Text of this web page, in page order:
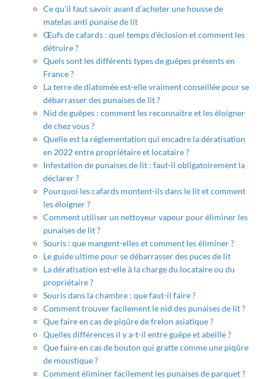
Ce qu’il faut savoir avant d’acheter une housse de
matelas anti punaise de lit
Œufs de cafards : quel temps d’éclosion et comment les
détruire ?
Quels sont les différents types de guêpes présents en
France ?
La terre de diatomée est-elle vraiment conseillée pour se
débarrasser des punaises de lit ?
Nid de guêpes : comment les reconnaitre et les éloigner
de chez vous ?
Quelle est la réglementation qui encadre la dératisation
en 2022 entre propriétaire et locataire ?
Infestation de punaises de lit : faut-il obligatoirement la
déclarer ?
Pourquoi les cafards montent-ils dans le lit et comment
les éloigner ?
Comment utiliser un nettoyeur vapeur pour éliminer les
punaises de lit ?
Souris : que mangent-elles et comment les éliminer ?
Le guide ultime pour se débarrasser des puces de lit
La dératisation est-elle à la charge du locataire ou du
propriétaire ?
Souris dans la chambre : que faut-il faire ?
Comment trouver facilement le nid des punaises de lit ?
Que faire en cas de piqûre de frelon asiatique ?
Quelles différences il y a-t-il entre guêpe et abeille ?
Que faire en cas de bouton qui gratte comme une piqûre
de moustique ?
Comment éliminer facilement les punaises de parquet ?